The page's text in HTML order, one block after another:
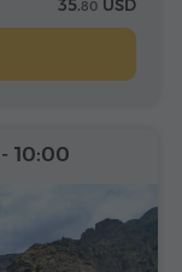
35.80 USD
- 10:00